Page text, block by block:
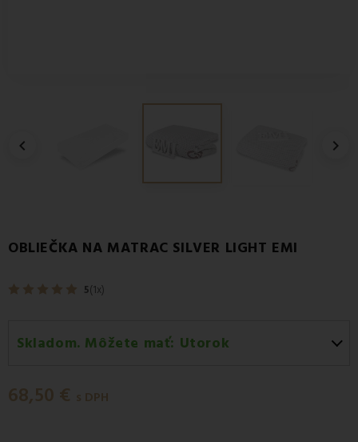
 
OBLIEČKA NA MATRAC SILVER LIGHT EMI
5(1x)
Skladom. Môžete mať: Utorok
Utorok 11.08
68,50 € s DPH